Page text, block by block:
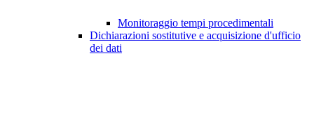
Monitoraggio tempi procedimentali
Dichiarazioni sostitutive e acquisizione d'ufficio
dei dati